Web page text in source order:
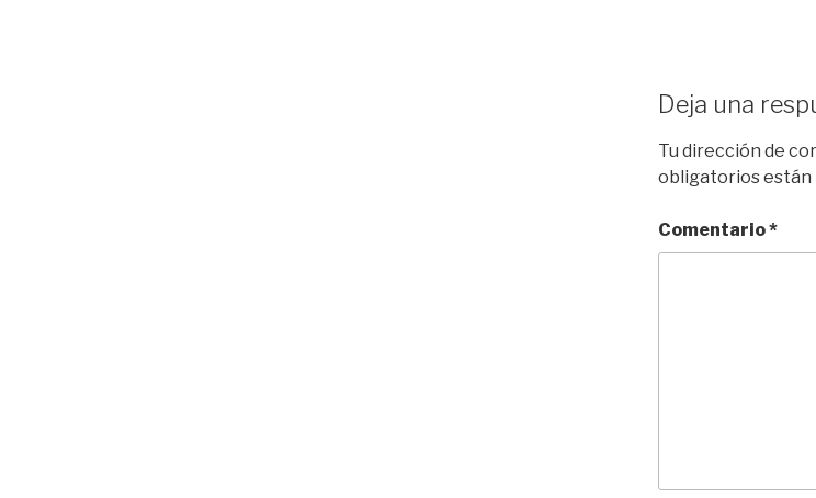
Deja una
Tu dirección de
obligatorios están
Comentario*